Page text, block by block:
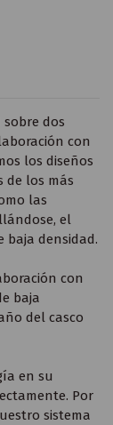
dos
con
los diseños
de los más
las
el
baja densidad.
con
baja
del casco
en su
Por
sistema